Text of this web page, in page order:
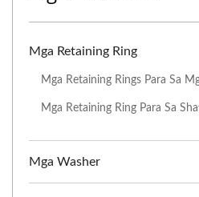
Mga Retaining Ring
Mga Retaining Rings Para Sa
Mga Retaining Ring Para Sa
Mga Washer